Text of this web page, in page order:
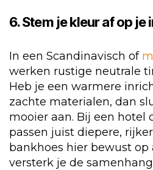
6. Stem je kleur af op je
In een Scandinavisch of
werken rustige neutrale
Heb je een warmere
zachte materialen, dan
mooier aan. Bij een hotel
passen juist diepere,
bankhoes hier bewust op
versterk je de